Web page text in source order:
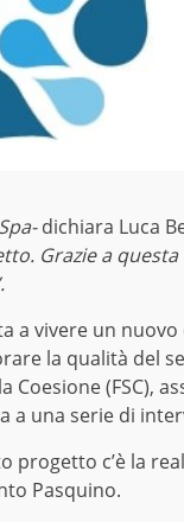
dichiara Luca
Grazie a
a vivere un
la qualità del
Coesione (FSC),
a una serie di
progetto c’è la
Pasquino.